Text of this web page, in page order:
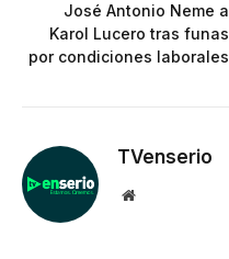
José Antonio Neme a
Karol Lucero tras funas
por condiciones laborales
TVenserio
Website